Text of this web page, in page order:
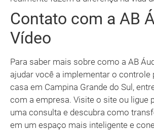
Contato com a AB
Vídeo
Para saber mais sobre como a AB
ajudar você a implementar o controle
casa em Campina Grande do Sul,
com a empresa. Visite o site ou ligue
uma consulta e descubra como
em um espaço mais inteligente e